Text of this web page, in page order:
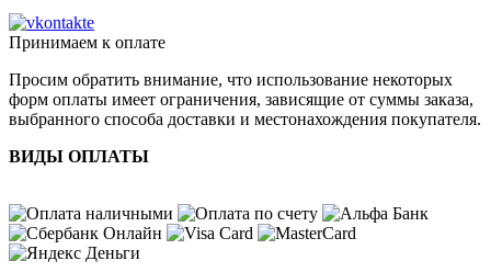
Принимаем к оплате
Просим обратить внимание, что использование некоторых
форм оплаты имеет ограничения, зависящие от суммы заказа,
выбранного способа доставки и местонахождения покупателя.
ВИДЫ ОПЛАТЫ